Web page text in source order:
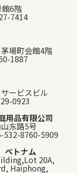
6階
7414
場町会館4階
1887
ービスビル
0923
用品有限公司
东路5号
8760-5909
トナム
20A,
Haiphong,